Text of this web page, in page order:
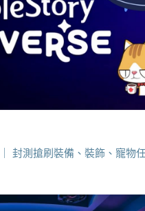
封測搶刷裝備、裝飾、寵物